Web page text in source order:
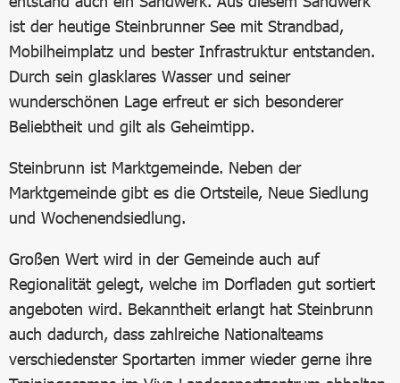
ist der heutige Steinbrunner See mit Strandbad,
Mobilheimplatz und bester Infrastruktur entstanden.
Durch sein glasklares Wasser und seiner
wunderschönen Lage erfreut er sich besonderer
Beliebtheit und gilt als Geheimtipp.
Steinbrunn ist Marktgemeinde. Neben der
Marktgemeinde gibt es die Ortsteile, Neue Siedlung
und Wochenendsiedlung.
Großen Wert wird in der Gemeinde auch auf
Regionalität gelegt, welche im Dorfladen gut sortiert
angeboten wird. Bekanntheit erlangt hat Steinbrunn
auch dadurch, dass zahlreiche Nationalteams
verschiedenster Sportarten immer wieder gerne ihre